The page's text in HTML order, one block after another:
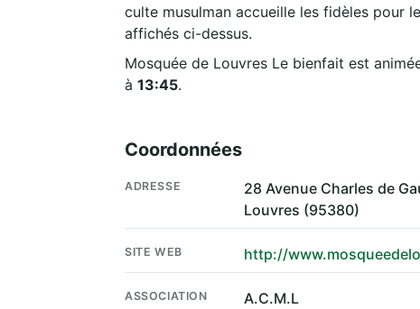
culte musulman accueille les fidèles pour
affichés ci-dessus.
Mosquée de Louvres Le bienfait est
à 13:45.
Coordonnées
ADRESSE
28 Avenue Charles de
Louvres (95380)
SITE WEB http://
ASSOCIATION A.C.M.L